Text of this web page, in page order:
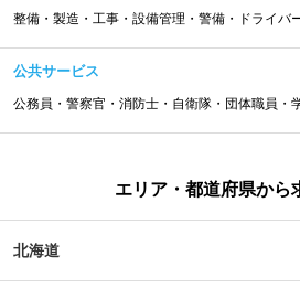
整備・製造・工事・設備管理・警備・ドライバ
公共サービス
公務員・警察官・消防士・自衛隊・団体職員・
エリア・都道府県から
北海道